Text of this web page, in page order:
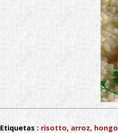
Etiquetas : risotto, arroz, hongo